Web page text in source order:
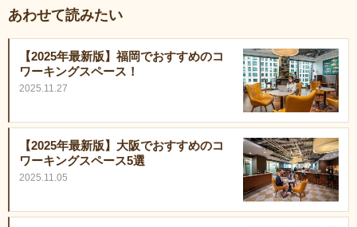
あわせて読みたい
【2025年最新版】福岡でおすすめのコ
ワーキングスペース！
2025.11.27
【2025年最新版】大阪でおすすめのコ
ワーキングスペース5選
2025.11.05